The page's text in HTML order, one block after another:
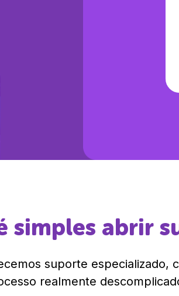
simples abrir
suporte especializado,
realmente